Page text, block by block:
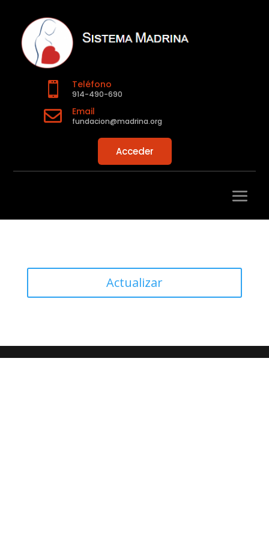
 Teléfono
914-490-690
 Email
fundacion@madrina.org
Acceder
Actualizar